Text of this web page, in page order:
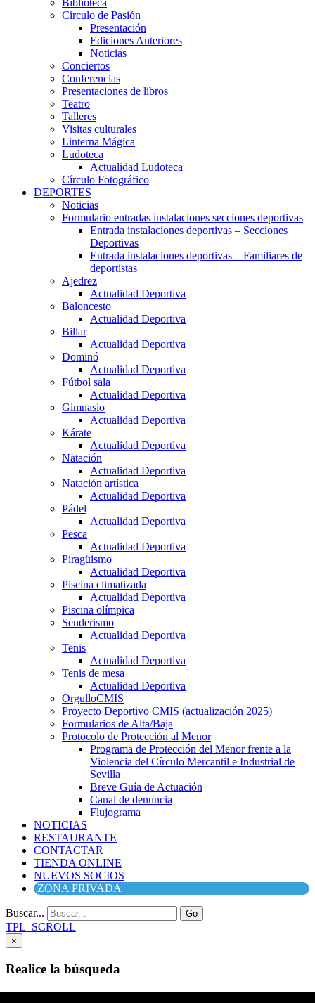
Biblioteca
Círculo de Pasión
Presentación
Ediciones Anteriores
Noticias
Conciertos
Conferencias
Presentaciones de libros
Teatro
Talleres
Visitas culturales
Linterna Mágica
Ludoteca
Actualidad Ludoteca
Círculo Fotográfico
DEPORTES
Noticias
Formulario entradas instalaciones secciones deportivas
Entrada instalaciones deportivas – Secciones
Deportivas
Entrada instalaciones deportivas – Familiares de
deportistas
Ajedrez
Actualidad Deportiva
Baloncesto
Actualidad Deportiva
Billar
Actualidad Deportiva
Dominó
Actualidad Deportiva
Fútbol sala
Actualidad Deportiva
Gimnasio
Actualidad Deportiva
Kárate
Actualidad Deportiva
Natación
Actualidad Deportiva
Natación artística
Actualidad Deportiva
Pádel
Actualidad Deportiva
Pesca
Actualidad Deportiva
Piragüismo
Actualidad Deportiva
Piscina climatizada
Actualidad Deportiva
Piscina olímpica
Senderismo
Actualidad Deportiva
Tenis
Actualidad Deportiva
Tenis de mesa
Actualidad Deportiva
OrgulloCMIS
Proyecto Deportivo CMIS (actualización 2025)
Formularios de Alta/Baja
Protocolo de Protección al Menor
Programa de Protección del Menor frente a la
Violencia del Círculo Mercantil e Industrial de
Sevilla
Breve Guía de Actuación
Canal de denuncia
Flujograma
NOTICIAS
RESTAURANTE
CONTACTAR
TIENDA ONLINE
NUEVOS SOCIOS
ZONA PRIVADA
Buscar... Go
TPL_SCROLL
×
Realice la búsqueda